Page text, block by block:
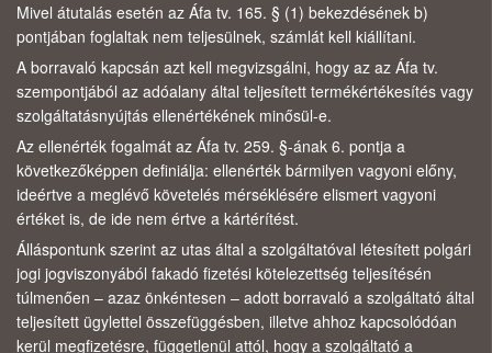
Mivel átutalás esetén az Áfa tv. 165. § (1) bekezdésének b)
pontjában foglaltak nem teljesülnek, számlát kell kiállítani.
A borravaló kapcsán azt kell megvizsgálni, hogy az az Áfa tv.
szempontjából az adóalany által teljesített termékértékesítés vagy
szolgáltatásnyújtás ellenértékének minősül-e.
Az ellenérték fogalmát az Áfa tv. 259. §-ának 6. pontja a
következőképpen definiálja: ellenérték bármilyen vagyoni előny,
ideértve a meglévő követelés mérséklésére elismert vagyoni
értéket is, de ide nem értve a kártérítést.
Álláspontunk szerint az utas által a szolgáltatóval létesített polgári
jogi jogviszonyából fakadó fizetési kötelezettség teljesítésén
túlmenően – azaz önkéntesen – adott borravaló a szolgáltató által
teljesített ügylettel összefüggésben, illetve ahhoz kapcsolódóan
kerül megfizetésre, függetlenül attól, hogy a szolgáltató a